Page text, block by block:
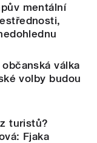
mentální
válka
volby budou
turistů?
Fjaka